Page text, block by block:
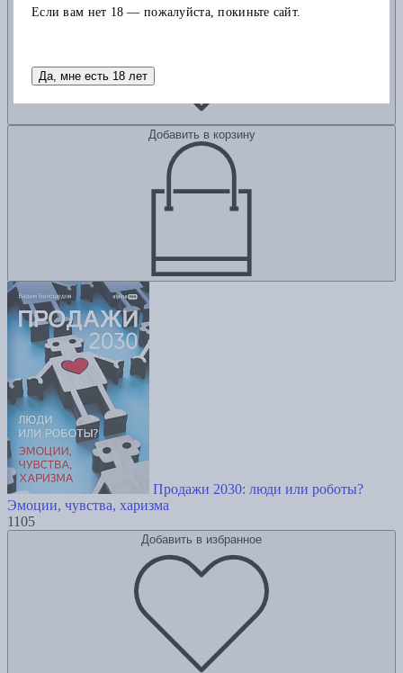
Добавить в корзину
Продажи 2030: люди или роботы?
Эмоции, чувства, харизма
1105
Добавить в избранное
Если вам нет 18 — пожалуйста, покиньте сайт.
Да, мне есть 18 лет